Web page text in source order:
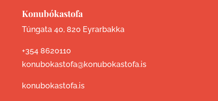
Konubókastofa
Túngata 40, 820 Eyrarbakka
+354 8620110
konubokastofa@konubokastofa.is
konubokastofa.is